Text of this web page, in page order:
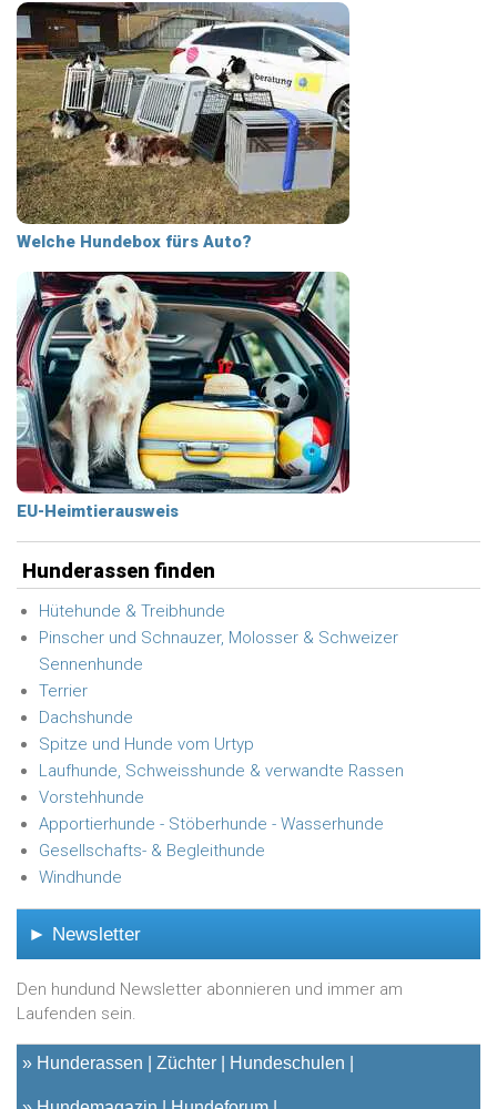
Welche Hundebox fürs Auto?
EU-Heimtierausweis
Hunderassen finden
Hütehunde & Treibhunde
Pinscher und Schnauzer, Molosser & Schweizer
Sennenhunde
Terrier
Dachshunde
Spitze und Hunde vom Urtyp
Laufhunde, Schweisshunde & verwandte Rassen
Vorstehhunde
Apportierhunde - Stöberhunde - Wasserhunde
Gesellschafts- & Begleithunde
Windhunde
► Newsletter
Den hundund Newsletter abonnieren und immer am
Laufenden sein.
» Hunderassen Züchter Hundeschulen